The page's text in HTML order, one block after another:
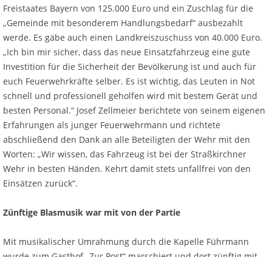
Freistaates Bayern von 125.000 Euro und ein Zuschlag für die
„Gemeinde mit besonderem Handlungsbedarf“ ausbezahlt
werde. Es gäbe auch einen Landkreiszuschuss von 40.000 Euro.
„Ich bin mir sicher, dass das neue Einsatzfahrzeug eine gute
Investition für die Sicherheit der Bevölkerung ist und auch für
euch Feuerwehrkräfte selber. Es ist wichtig, das Leuten in Not
schnell und professionell geholfen wird mit bestem Gerät und
besten Personal.“ Josef Zellmeier berichtete von seinem eigenen
Erfahrungen als junger Feuerwehrmann und richtete
abschließend den Dank an alle Beteiligten der Wehr mit den
Worten: „Wir wissen, das Fahrzeug ist bei der Straßkirchner
Wehr in besten Händen. Kehrt damit stets unfallfrei von den
Einsätzen zurück“.
Zünftige Blasmusik war mit von der Partie
Mit musikalischer Umrahmung durch die Kapelle Führmann